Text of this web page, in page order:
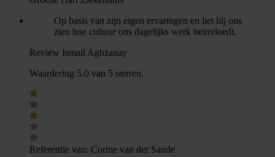
Op basis van zijn eigen ervaringen en liet hij ons
zien hoe cultuur ons dagelijks werk beïnvloedt.
Review Ismail Aghzanay
Waardering 5.0 van 5 sterren.
Referentie van: Corine van der Sande